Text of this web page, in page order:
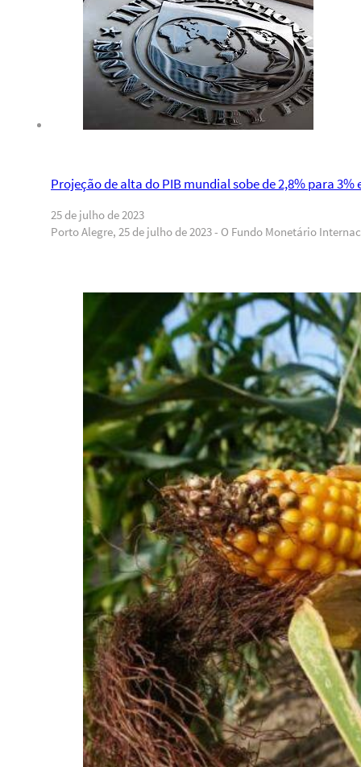
Projeção de alta do PIB mundial sobe de 2,8% para 3%
25 de julho de 2023
Porto Alegre, 25 de julho de 2023 - O Fundo Monetário